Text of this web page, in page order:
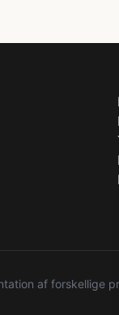
af forskellige